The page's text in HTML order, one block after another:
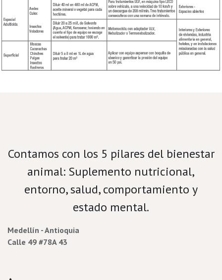
Contamos con los 5 pilares del bienestar
animal: Suplemento nutricional,
entorno, salud, comportamiento y
estado mental.
Medellín - Antioquia
Calle 49 #78A 43